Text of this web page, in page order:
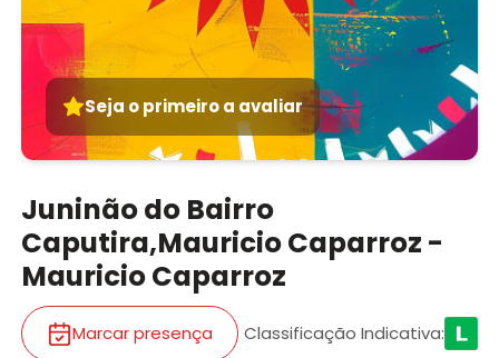
Seja o primeiro a avaliar
Juninão do Bairro
Caputira,Mauricio Caparroz -
Mauricio Caparroz
Marcar presença Classificação Indicativa: